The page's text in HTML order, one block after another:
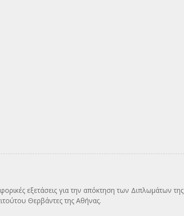
εξετάσεις για την απόκτηση των Διπλωμάτων της
Θερβάντες της Αθήνας.